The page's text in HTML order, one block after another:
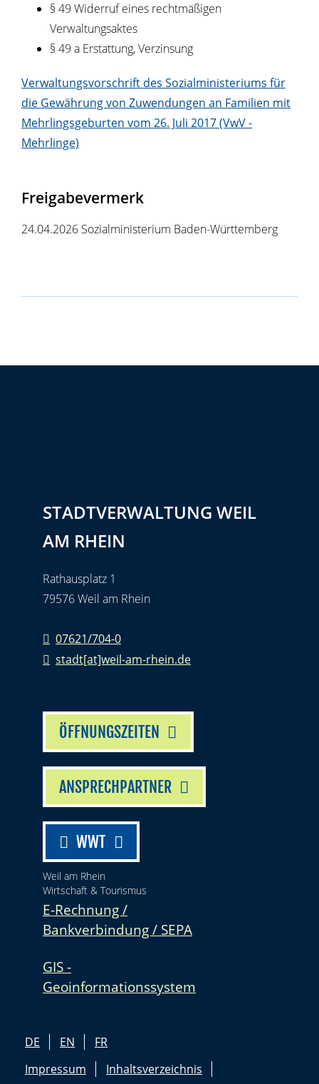
§ 49 Widerruf eines rechtmäßigen
Verwaltungsaktes
§ 49 a Erstattung, Verzinsung
Verwaltungsvorschrift des Sozialministeriums für
die Gewährung von Zuwendungen an Familien mit
Mehrlingsgeburten vom 26. Juli 2017 (VwV -
Mehrlinge)
Freigabevermerk
24.04.2026 Sozialministerium Baden-Württemberg
STADTVERWALTUNG WEIL
AM RHEIN
Rathausplatz 1
79576 Weil am Rhein
07621/704-0
stadt[at]weil-am-rhein.de
ÖFFNUNGSZEITEN
ANSPRECHPARTNER
WWT
Weil am Rhein
Wirtschaft & Tourismus
E-Rechnung /
Bankverbindung / SEPA
GIS -
Geoinformationssystem
DE EN
FR
Impressum
Inhaltsverzeichnis